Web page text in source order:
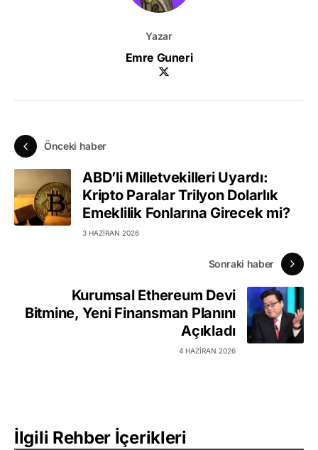
Yazar
Emre Guneri
Önceki haber
ABD’li Milletvekilleri Uyardı:
Kripto Paralar Trilyon Dolarlık
Emeklilik Fonlarına Girecek mi?
3 HAZIRAN 2026
Sonraki haber
Kurumsal Ethereum Devi
Bitmine, Yeni Finansman Planını
Açıkladı
4 HAZIRAN 2026
İlgili Rehber İçerikleri